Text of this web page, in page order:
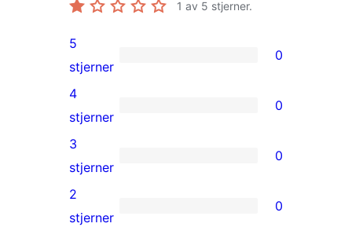
1 av 5 stjerner.
0
5-
star
reviews
5
stjerner
0
0
4-
star
reviews
4
stjerner
0
0
3-
star
3
stjerner
0
0
2
stjerner
0